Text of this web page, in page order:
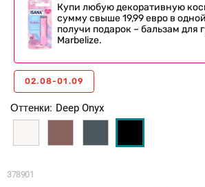
378901
Оттенки Deep Onyx
Купи любую декоративную
сумму свыше 19,99 евро в
получи подарок – бальзам для
Marbelize.
02.08-01.09